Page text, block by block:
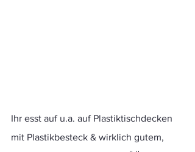
Ihr esst auf u.a. auf Plastiktischdecken
mit Plastikbesteck & wirklich gutem,